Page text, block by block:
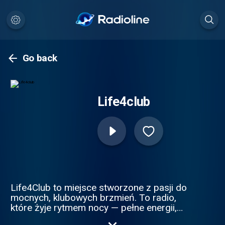
Go back
Life4club
Life4Club to miejsce stworzone z pasji do
mocnych, klubowych brzmień. To radio,
które żyje rytmem nocy — pełne energii,